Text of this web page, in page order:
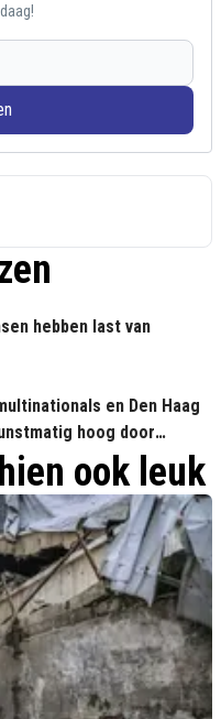
hebben last van
en Den Haag
hoog door
ook leuk